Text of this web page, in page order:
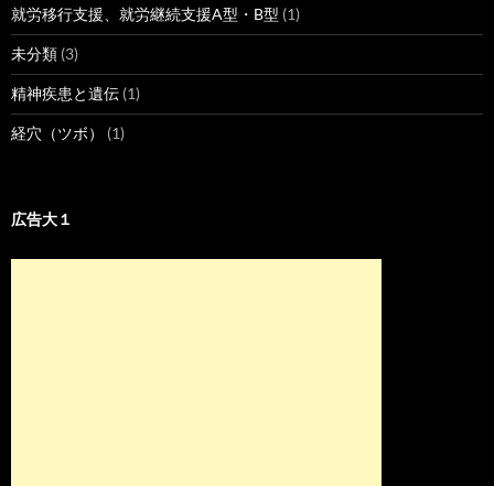
就労移行支援、就労継続支援A型・B型 (1)
未分類 (3)
精神疾患と遺伝 (1)
経穴（ツボ） (1)
広告大１